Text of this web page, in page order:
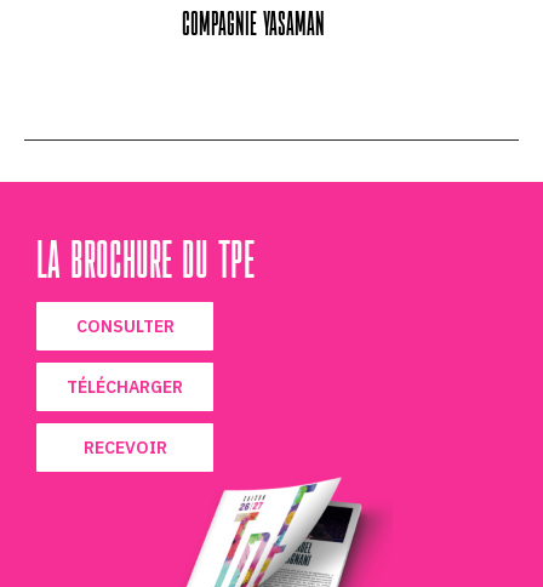
Compagnie Yasaman
LA BROCHURE DU TPE
CONSULTER
TÉLÉCHARGER
RECEVOIR